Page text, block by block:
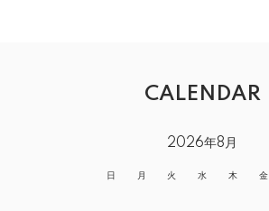
CALENDAR
2026年8月
日 月 火 水 木 金